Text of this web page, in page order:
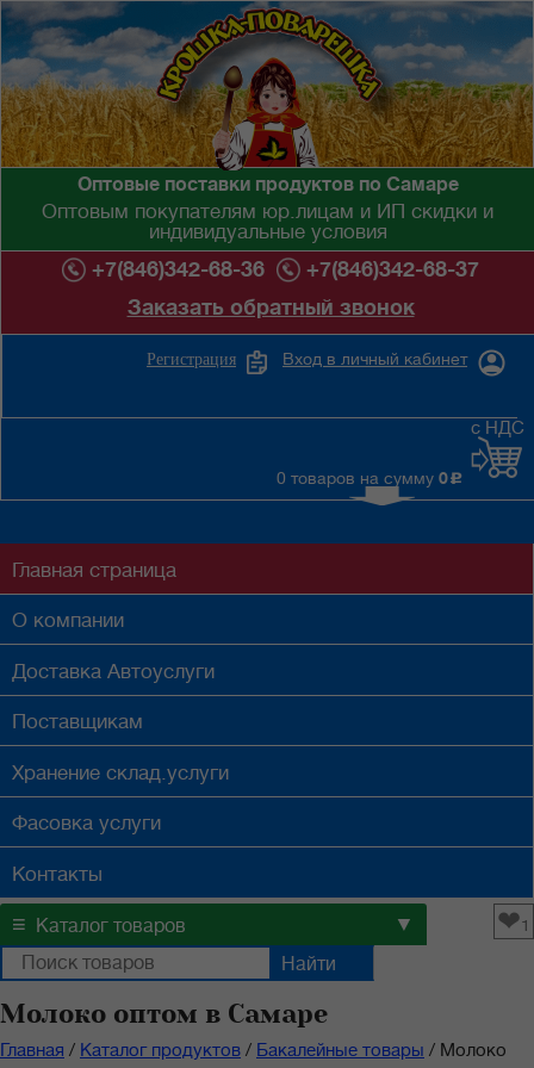
Оптовые поставки продуктов по Самаре
Оптовым покупателям юр.лицам и ИП скидки и
индивидуальные условия
+7(846)342-68-36
+7(846)342-68-37
Заказать обратный звонок
Вход в личный кабинет
Регистрация
0 товаров на сумму 0 c
с НДС
Главная страница
О компании
Доставка Автоуслуги
Поставщикам
Хранение склад.услуги
Фасовка услуги
Контакты
≡ Каталог товаров ▼ ❤1
Молоко оптом в Самаре
Главная / Каталог продуктов / Бакалейные товары / Молоко